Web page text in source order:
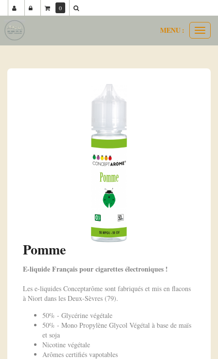
MENU :
concept arôme 50 50 50ml
Pomme
E-liquide Français pour cigarettes électroniques !
Les e-liquides Conceptarôme sont fabriqués et mis en flacons
à Niort dans les Deux-Sèvres (79).
50% - Glycérine végétale
50% - Mono Propylène Glycol Végétal à base de maïs
et soja
Nicotine végétale
Arômes certifiés vapotables
0